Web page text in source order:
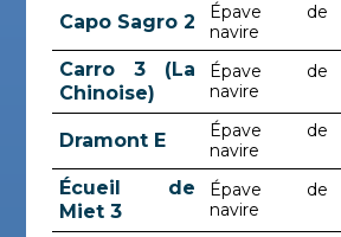
Capo Sagro 2
Épave de
navire
Carro 3 (La
Chinoise)
Épave de
navire
Dramont E
Épave de
navire
Écueil de
Miet 3
Épave de
navire